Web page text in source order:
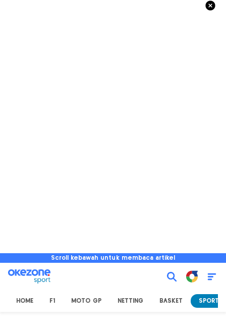
Scroll kebawah untuk membaca artikel
HOME F1 MOTO GP NETTING BASKET SPORT